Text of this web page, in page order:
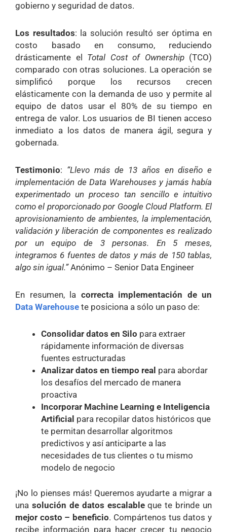
gobierno y seguridad de datos.
Los resultados: la solución resultó ser óptima en
costo basado en consumo, reduciendo
drásticamente el Total Cost of Ownership(TCO)
comparado con otras soluciones. La operación se
simplificó porque los recursos crecen
elásticamente con la demanda de uso y permite al
equipo de datos usar el 80% de su tiempo en
entrega de valor. Los usuarios de BI tienen acceso
inmediato a los datos de manera ágil, segura y
gobernada.
Testimonio: “Llevo más de 13 años en diseño e
implementación de Data Warehouses y jamás había
experimentado un proceso tan sencillo e intuitivo
como el proporcionado por Google Cloud Platform. El
aprovisionamiento de ambientes, la implementación,
validación y liberación de componentes es realizado
por un equipo de 3 personas. En 5 meses,
integramos 6 fuentes de datos y más de 150 tablas,
algo sin igual.”Anónimo – Senior Data Engineer
En resumen, la correcta implementación de un
Data Warehouse te posiciona a sólo un paso de:
Consolidar datos en Silo para extraer
rápidamente información de diversas
fuentes estructuradas
Analizar datos en tiempo real para abordar
los desafíos del mercado de manera
proactiva
Incorporar Machine Learning e Inteligencia
Artificial para recopilar datos históricos que
te permitan desarrollar algoritmos
predictivos y así anticiparte a las
necesidades de tus clientes o tu mismo
modelo de negocio
¡No lo pienses más! Queremos ayudarte a migrar a
una solución de datos escalableque te brinde un
mejor costo – beneficio. Compártenos tus datos y
recibe información para hacer crecer tu negocio